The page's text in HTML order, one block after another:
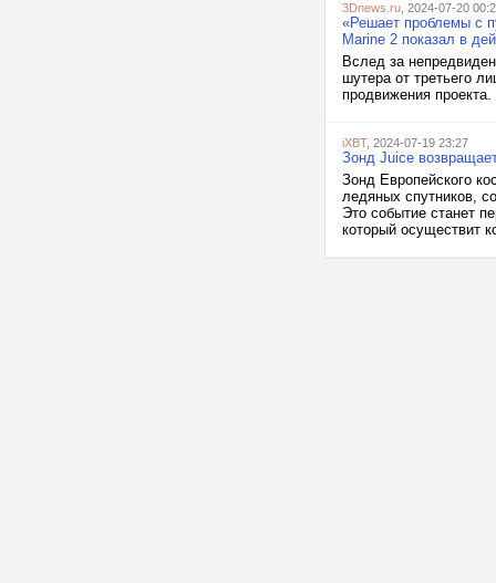
3Dnews.ru , 2024-07-20
«Решает проблемы с
Marine 2 показал в
Вслед за
шутера от третьего
продвижения
iXBT, 2024-07-19 23:27
Зонд Juice
Зонд Европейского
ледяных спутников,
Это событие станет
который осуществит